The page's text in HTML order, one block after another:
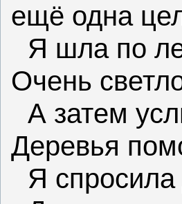
ещё одна
Я шла по
Очень
А затем
Деревья
Я